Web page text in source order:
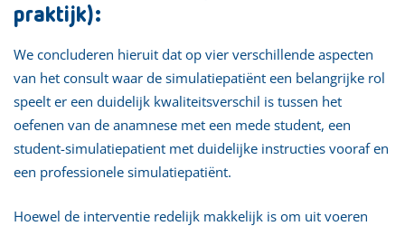
praktijk):
We concluderen hieruit dat op vier verschillende aspecten
van het consult waar de simulatiepatiënt een belangrijke rol
speelt er een duidelijk kwaliteitsverschil is tussen het
oefenen van de anamnese met een mede student, een
student-simulatiepatient met duidelijke instructies vooraf en
een professionele simulatiepatiënt.
Hoewel de interventie redelijk makkelijk is om uit voeren